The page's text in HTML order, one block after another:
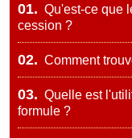
01. Qu'est-ce que
cession ?
02. Comment
03. Quelle est
formule ?